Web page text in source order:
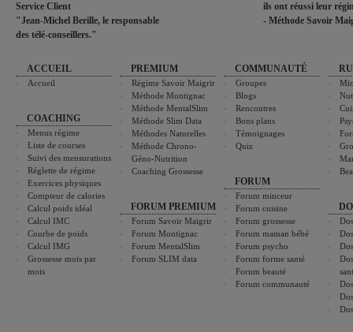
Service Client
"Jean-Michel Berille, le responsable
des télé-conseillers."
ils ont réussi leur
- Méthode Savoir
ACCUEIL
Accueil
COACHING
Menus régime
Liste de courses
Suivi des mensurations
Réglette de régime
Exercices physiques
Compteur de calories
Calcul poids idéal
Calcul IMC
Courbe de poids
Calcul IMG
Grossesse mois par
mois
PREMIUM
Régime Savoir Maigrir
Méthode Montignac
Méthode MentalSlim
Méthode Slim Data
Méthodes Naturelles
Méthode Chrono-
Géno-Nutrition
Coaching Grossesse
FORUM PREMIUM
Forum Savoir Maigrir
Forum Montignac
Forum MentalSlim
Forum SLIM data
COMMUNAUTÉ
Groupes
Blogs
Rencontres
Bons plans
Témoignages
Quiz
FORUM
Forum minceur
Forum cuisine
Forum grossesse
Forum maman bébé
Forum psycho
Forum forme santé
Forum beauté
Forum communauté